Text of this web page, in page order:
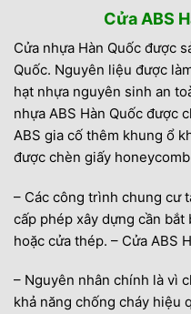
Cửa ABS
Cửa nhựa Hàn Quốc được
Quốc. Nguyên liệu được
hạt nhựa nguyên sinh an
nhựa ABS Hàn Quốc được
ABS gia cố thêm khung ổ
được chèn giấy
– Các công trình chung cư
cấp phép xây dựng cần bắt
hoặc cửa thép. – Cửa ABS
– Nguyên nhân chính là vì
khả năng chống cháy hiệu